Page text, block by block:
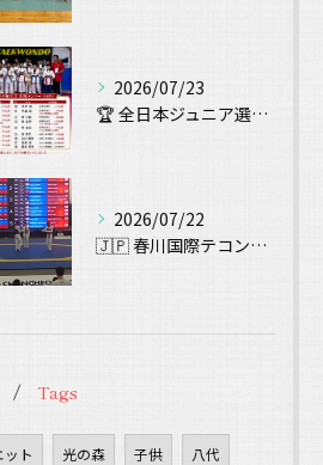
2026/07/23
🏆 全日本ジュニア選手権大会 出場！ 🥋
2026/07/22
🇯🇵 春川国際テコンドー大会（Chuncheon Korea...
Tags
ット 光の森 子供 八代